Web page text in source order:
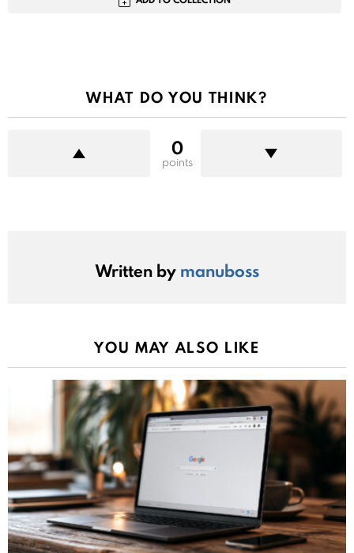
WHAT DO YOU THINK?
0
points
Written by manuboss
YOU MAY ALSO LIKE